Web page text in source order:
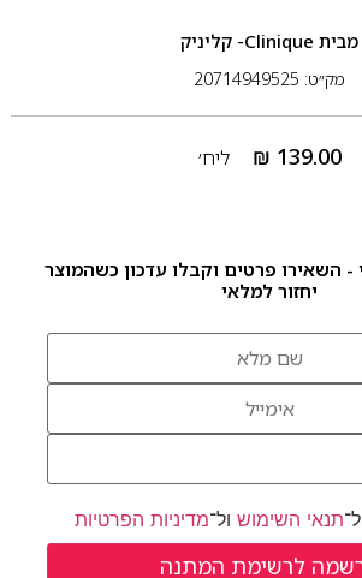
מבית Clinique- קליניק
מק״ט: 20714949525
₪ 139.00 ליח׳
השאירו פרטים וקבלו עדכון כשהמוצר
יחזור למלאי
תנאי השימושול־מדיניות הפרטיות